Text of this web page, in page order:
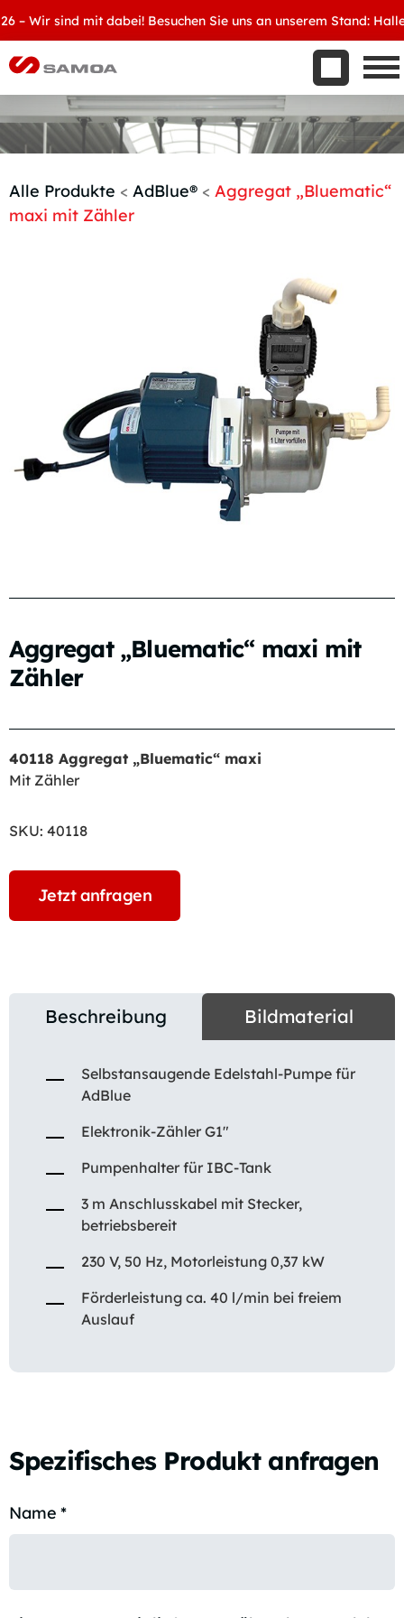
Wir sind mit dabei! Besuchen Sie uns an unserem Stand: Halle
Aktuelles
Kontakt
Handelspartner werden
Alle Produkte < AdBlue® < Aggregat „Bluematic“
maxi mit Zähler
Aggregat „Bluematic“ maxi mit
Zähler
40118 Aggregat „Bluematic“ maxi
Mit Zähler
SKU: 40118
Jetzt anfragen
Beschreibung Bildmaterial
Selbstansaugende Edelstahl-Pumpe für
AdBlue
Elektronik-Zähler G1″
Pumpenhalter für IBC-Tank
3 m Anschlusskabel mit Stecker,
betriebsbereit
230 V, 50 Hz, Motorleistung 0,37 kW
Förderleistung ca. 40 l/min bei freiem
Auslauf
Spezifisches Produkt anfragen
Name *